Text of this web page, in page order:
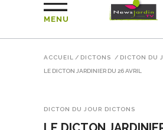
MENU
ACCUEIL / DICTONS / DICTON DU
LE DICTON JARDINIER DU 26 AVRIL
DICTON DU JOUR DICTONS